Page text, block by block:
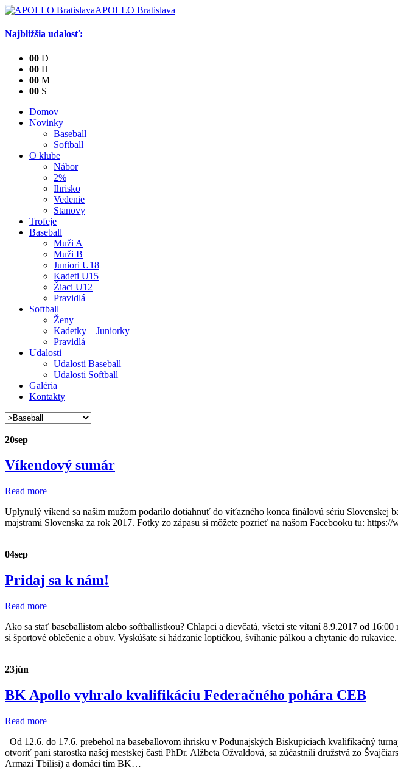
APOLLO Bratislava
Najbližšia udalosť:
00 D
00 H
00 M
00 S
Domov
Novinky
Baseball
Softball
O klube
Nábor
2%
Ihrisko
Vedenie
Stanovy
Trofeje
Baseball
Muži A
Muži B
Juniori U18
Kadeti U15
Žiaci U12
Pravidlá
Softball
Ženy
Kadetky – Juniorky
Pravidlá
Udalosti
Udalosti Baseball
Udalosti Softball
Galéria
Kontakty
20sep
Víkendový sumár
Read more
Uplynulý víkend sa našim mužom podarilo dotiahnuť do víťazného konca finálovú sériu Slovenskej
majstrami Slovenska za rok 2017. Fotky zo zápasu si môžete pozrieť na našom Facebooku tu:
04sep
Pridaj sa k nám!
Read more
Ako sa stať baseballistom alebo softballistkou? Chlapci a dievčatá, všetci ste vítaní 8.9.2017 od
si športové oblečenie a obuv. Vyskúšate si hádzanie loptičkou, švihanie pálkou a chytanie do
23jún
BK Apollo vyhralo kvalifikáciu Federačného pohára CEB
Read more
Od 12.6. do 17.6. prebehol na baseballovom ihrisku v Podunajských Biskupiciach kvalifikačný
otvoriť pani starostka našej mestskej časti PhDr. Alžbeta Ožvaldová, sa zúčastnili družstvá zo
Armazi Tbilisi) a domáci tím BK…